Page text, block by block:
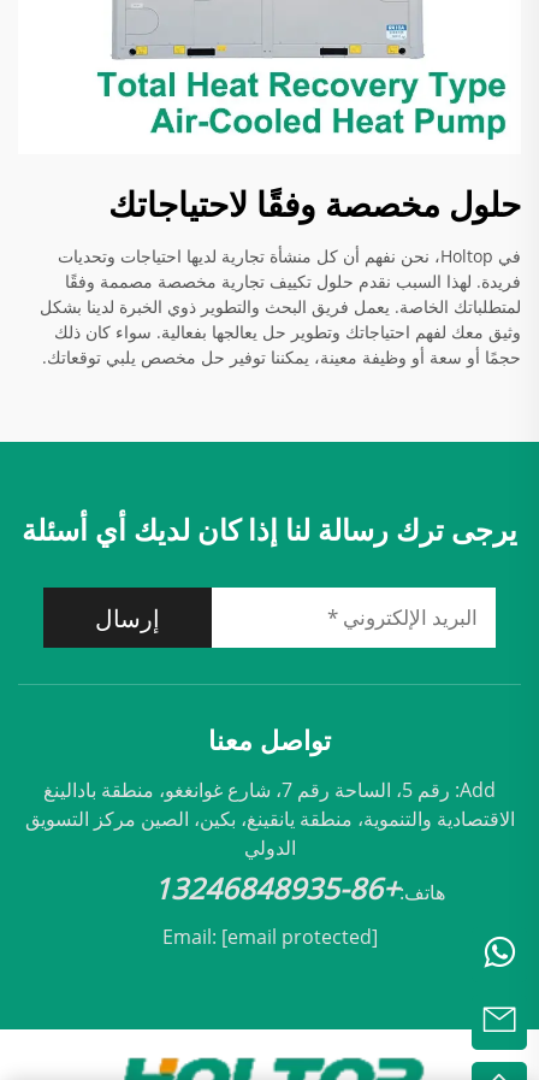
حلول مخصصة وفقًا لاحتياجاتك
في Holtop، نحن نفهم أن كل منشأة تجارية لديها احتياجات وتحديات
فريدة. لهذا السبب نقدم حلول تكييف تجارية مخصصة مصممة وفقًا
لمتطلباتك الخاصة. يعمل فريق البحث والتطوير ذوي الخبرة لدينا بشكل
وثيق معك لفهم احتياجاتك وتطوير حل يعالجها بفعالية. سواء كان ذلك
حجمًا أو سعة أو وظيفة معينة، يمكننا توفير حل مخصص يلبي توقعاتك.
يرجى ترك رسالة لنا إذا كان لديك أي أسئلة
إرسال
تواصل معنا
Add: رقم 5، الساحة رقم 7، شارع غوانغغو، منطقة بادالينغ
الاقتصادية والتنموية، منطقة يانقينغ، بكين، الصين مركز التسويق
الدولي
هاتف:+86-13246848935
Email: [email protected]